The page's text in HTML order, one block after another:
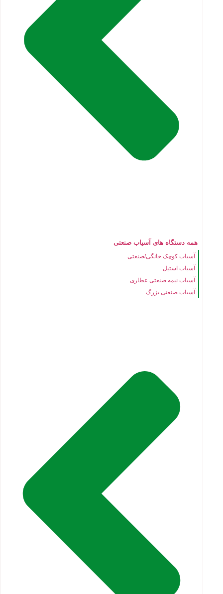
همه دستگاه های آسیاب صنعتی
آسیاب کوچک خانگی/صنعتی
آسیاب استیل
آسیاب نیمه صنعتی عطاری
آسیاب صنعتی بزرگ